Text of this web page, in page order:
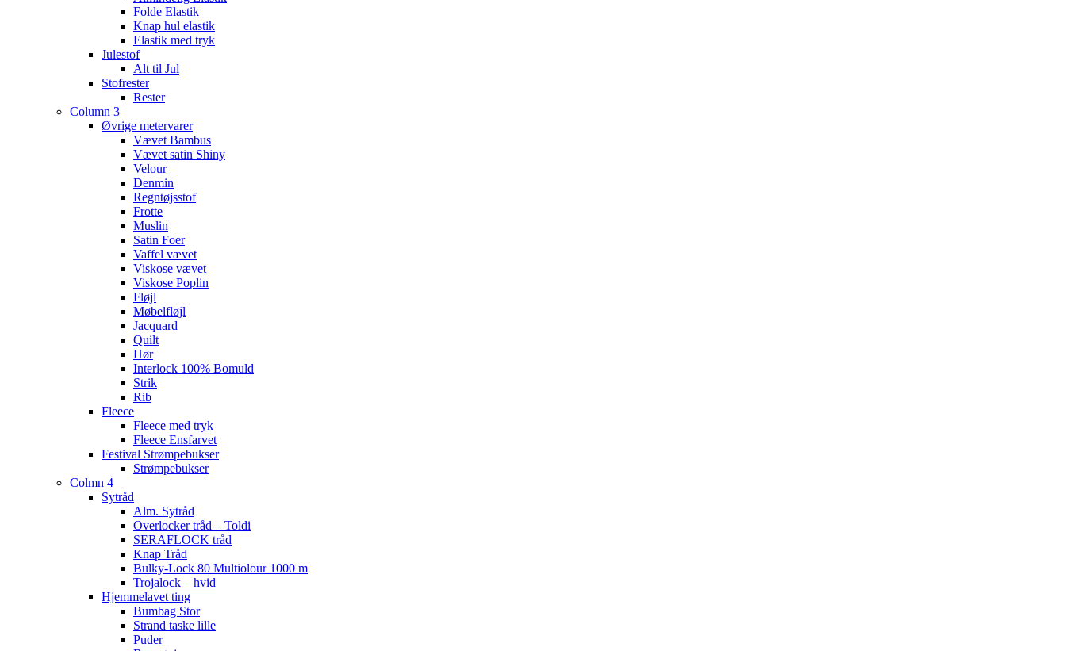
Folde Elastik
Knap hul elastik
Elastik med tryk
Julestof
Alt til Jul
Stofrester
Rester
Column 3
Øvrige metervarer
Vævet Bambus
Vævet satin Shiny
Velour
Denmin
Regntøjsstof
Frotte
Muslin
Satin Foer
Vaffel vævet
Viskose vævet
Viskose Poplin
Fløjl
Møbelfløjl
Jacquard
Quilt
Hør
Interlock 100% Bomuld
Strik
Rib
Fleece
Fleece med tryk
Fleece Ensfarvet
Festival Strømpebukser
Strømpebukser
Colmn 4
Sytråd
Alm. Sytråd
Overlocker tråd – Toldi
SERAFLOCK tråd
Knap Tråd
Bulky-Lock 80 Multiolour 1000 m
Trojalock – hvid
Hjemmelavet ting
Bumbag Stor
Strand taske lille
Puder